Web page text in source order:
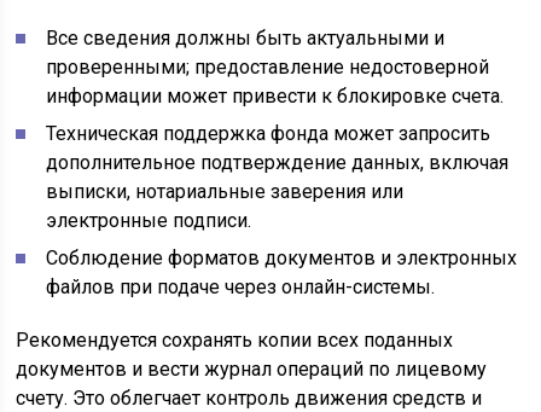
Все сведения должны быть актуальными и
проверенными; предоставление недостоверной
информации может привести к блокировке счета.
Техническая поддержка фонда может запросить
дополнительное подтверждение данных, включая
выписки, нотариальные заверения или
электронные подписи.
Соблюдение форматов документов и электронных
файлов при подаче через онлайн-системы.
Рекомендуется сохранять копии всех поданных
документов и вести журнал операций по лицевому
счету. Это облегчает контроль движения средств и